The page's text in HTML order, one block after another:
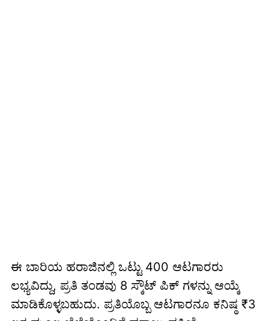
ಈ ಬಾರಿಯ ಹರಾಜಿನಲ್ಲಿ ಒಟ್ಟು 400 ಆಟಗಾರರು
ಲಭ್ಯವಿದ್ದು, ಪ್ರತಿ ತಂಡವು 8 ಸ್ಕೌಟ್ ಪಿಕ್ ಗಳನ್ನು ಆಯ್ಕೆ
ಮಾಡಿಕೊಳ್ಳಬಹುದು. ಪ್ರತಿಯೊಬ್ಬ ಆಟಗಾರನೂ ಕನಿಷ್ಠ ₹3